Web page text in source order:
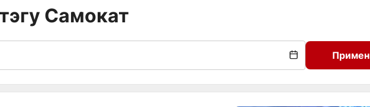
Самокат